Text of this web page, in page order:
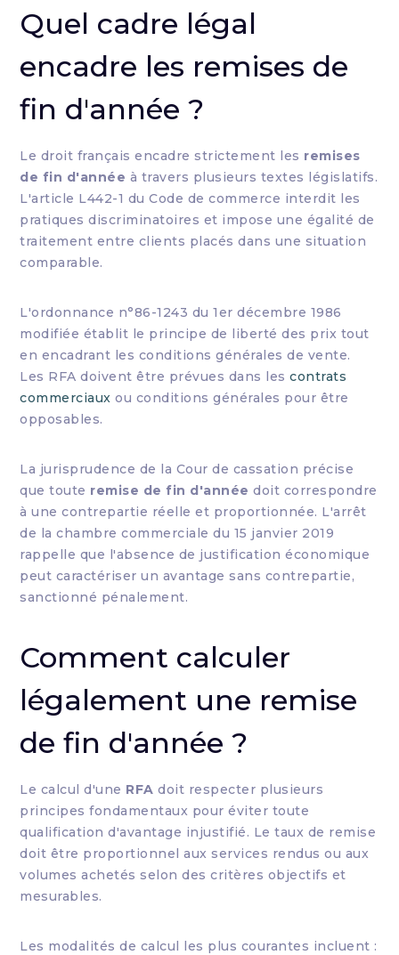
Quel cadre légal
encadre les remises de
fin d'année ?
Le droit français encadre strictement les remises
de fin d'année à travers plusieurs textes législatifs.
L'article L442-1 du Code de commerce interdit les
pratiques discriminatoires et impose une égalité de
traitement entre clients placés dans une situation
comparable.
L'ordonnance n°86-1243 du 1er décembre 1986
modifiée établit le principe de liberté des prix tout
en encadrant les conditions générales de vente.
Les RFA doivent être prévues dans lescontrats
commerciaux ou conditions générales pour être
opposables.
La jurisprudence de la Cour de cassation précise
que toute remise de fin d'année doit correspondre
à une contrepartie réelle et proportionnée. L'arrêt
de la chambre commerciale du 15 janvier 2019
rappelle que l'absence de justification économique
peut caractériser un avantage sans contrepartie,
sanctionné pénalement.
Comment calculer
légalement une remise
de fin d'année ?
Le calcul d'une RFA doit respecter plusieurs
principes fondamentaux pour éviter toute
qualification d'avantage injustifié. Le taux de remise
doit être proportionnel aux services rendus ou aux
volumes achetés selon des critères objectifs et
mesurables.
Les modalités de calcul les plus courantes incluent :